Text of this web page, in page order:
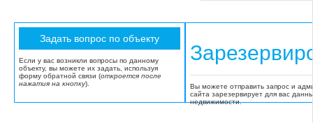
Если у вас возникли вопросы по данному
объекту, вы можете их задать, используя
форму обратной связи (откроется после
нажатия на кнопку).
Вы можете отправить запрос и
сайта зарезервирует для вас
недвижимости.